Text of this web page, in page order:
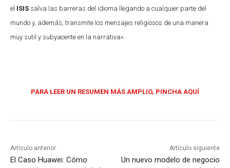
el ISIS salva las barreras del idioma llegando a cualquier parte del
mundo y, además, transmite los mensajes religiosos de una manera
muy sutil y subyacente en la narrativa».
PARA LEER UN RESUMEN MÁS AMPLIO, PINCHA AQUÍ
Artículo anterior
El Caso Huawei: Cómo
Artículo siguiente
Un nuevo modelo de negocio